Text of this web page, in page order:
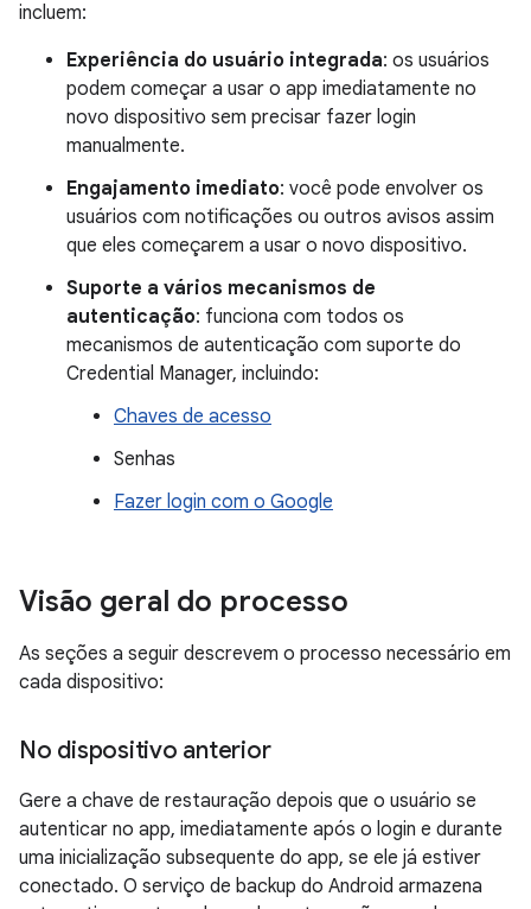
incluem:
Experiência do usuário integrada: os usuários
podem começar a usar o app imediatamente no
novo dispositivo sem precisar fazer login
manualmente.
Engajamento imediato: você pode envolver os
usuários com notificações ou outros avisos assim
que eles começarem a usar o novo dispositivo.
Suporte a vários mecanismos de
autenticação: funciona com todos os
mecanismos de autenticação com suporte do
Credential Manager, incluindo:
Chaves de acesso
Senhas
Fazer login com o Google
Visão geral do processo
As seções a seguir descrevem o processo necessário em
cada dispositivo:
No dispositivo anterior
Gere a chave de restauração depois que o usuário se
autenticar no app, imediatamente após o login e durante
uma inicialização subsequente do app, se ele já estiver
conectado. O serviço de backup do Android armazena